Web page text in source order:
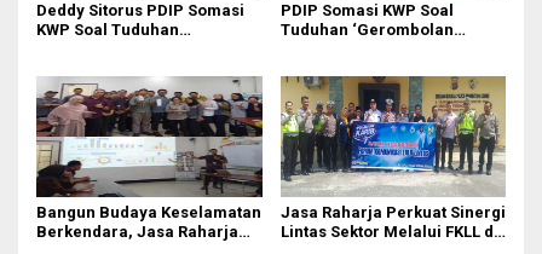
Deddy Sitorus PDIP Somasi
KWP Soal Tuduhan
Sufmi Dasco Ahmad
PDIP Somasi KWP Soal
Tuduhan ‘Gerombolan
Ahmad
Bangun Budaya Keselamatan
Berkendara, Jasa Raharja
Jasa Raharja Perkuat Sinergi
Lintas Sektor Melalui FKLL di